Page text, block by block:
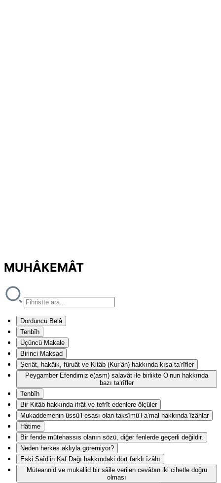
MUHÂKEMÂT
Dördüncü Belâ
Tenbîh
Üçüncü Makale
Birinci Maksad
Şeriât, hakâik, füruât ve Kitâb (Kur’ân) hakkında kısa ta‘rîfler
Peygamber Efendimiz’e(asm) salavât ile birlikte O’nun hakkında
bazı ta‘rîfler
Tenbîh
Bir Kitâb hakkında ifrât ve tefrît edenlere ölçüler
Mukaddemenin üssü’l-esası olan taksîmü’l-a’mal hakkında îzâhlar
Hâtime
Bir fende mütehassıs olanın sözü, diğer fenlerde geçerli değildir.
Neden herkes aklıyla göremiyor?
Eski Saîd’in Kāf Dağı hakkındaki dört farklı îzâhı
Müteannid ve mukallid bir sâile verilen cevâbın iki cihetle doğru
olması